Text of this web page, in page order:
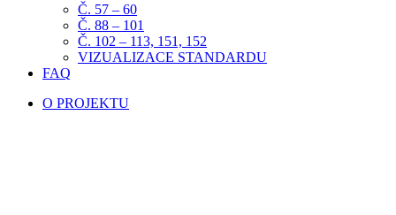
Č. 57 – 60
Č. 88 – 101
Č. 102 – 113, 151, 152
VIZUALIZACE STANDARDU
FAQ
O PROJEKTU